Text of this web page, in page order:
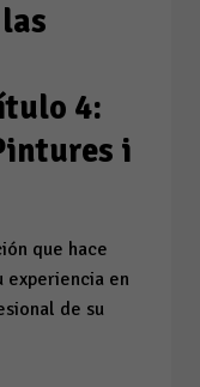
4:
i
que hace
experiencia en
de su